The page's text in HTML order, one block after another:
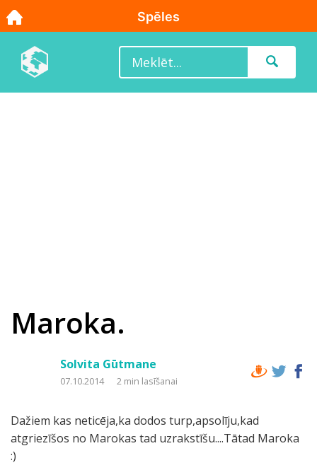
Maroka.
Solvita Gūtmane
07.10.2014 2 min lasīšanai
Dažiem kas neticēja,ka dodos turp,apsolīju,kad
atgriezīšos no Marokas tad uzrakstīšu....Tātad Maroka
:)